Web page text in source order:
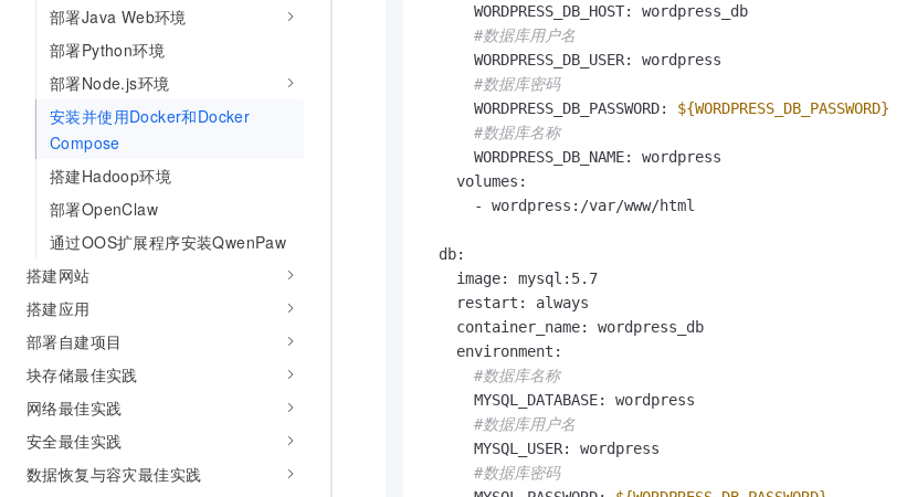
部署Java Web环境
部署Python环境
部署Node.js环境
安装并使用Docker和Docker
Compose
搭建Hadoop环境
部署OpenClaw
通过OOS扩展程序安装QwenPaw
搭建网站
搭建应用
部署自建项目
块存储最佳实践
网络最佳实践
安全最佳实践
数据恢复与容灾最佳实践
      WORDPRESS_DB_HOST: wordpress_db
#数据库用户名
      WORDPRESS_DB_USER: wordpress
#数据库密码
      WORDPRESS_DB_PASSWORD:
${WORDPRESS_DB_PASSWORD}
#数据库名称
      WORDPRESS_DB_NAME: wordpress
    volumes:
      - wordpress:/var/www/html
  db:
    image: mysql:5.7
    restart: always
    container_name: wordpress_db
    environment:
#数据库名称
      MYSQL_DATABASE: wordpress
#数据库用户名
      MYSQL_USER: wordpress
#数据库密码